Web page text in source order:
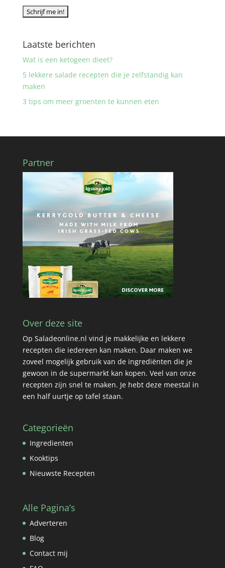
Laatste berichten
Wat is een ketogeen dieet?
5 lekkere salade recepten die je zelfstandig kan
maken
3 tips om meer groenten te kunnen eten
Partner
Over deze site
Op Saladeonline.nl vind je makkelijke en lekkere
recepten die iedereen kan maken. Daar maken we
zoveel mogelijk gebruik van de ingrediënten die je
gewoon in de supermarkt kan kopen. Veel van onze
recepten zijn snel te maken. Je hebt deze meestal in
een half uurtje op tafel staan.
Categorieën
Ingredienten
Kooktips
Nieuwste Recepten
Alle Pagina’s
Adverteren
Blog
Contact mij